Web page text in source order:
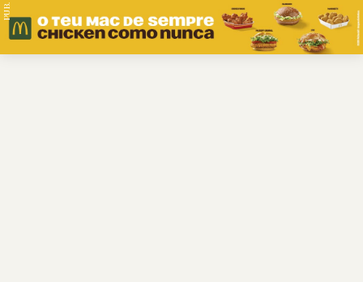
PUB.